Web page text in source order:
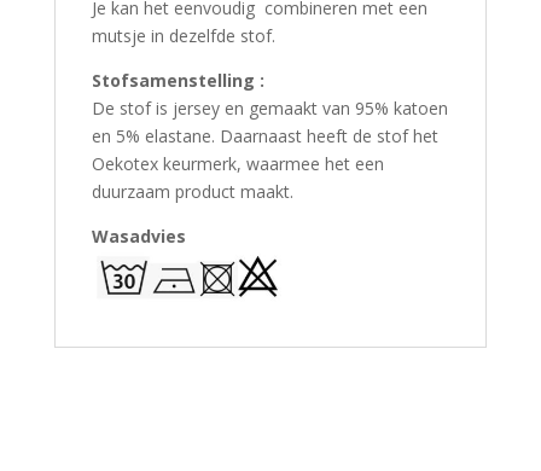
Je kan het eenvoudig combineren met een
mutsje in dezelfde stof.
Stofsamenstelling :
De stof is jersey en gemaakt van 95% katoen
en 5% elastane. Daarnaast heeft de stof het
Oekotex keurmerk, waarmee het een
duurzaam product maakt.
Wasadvies